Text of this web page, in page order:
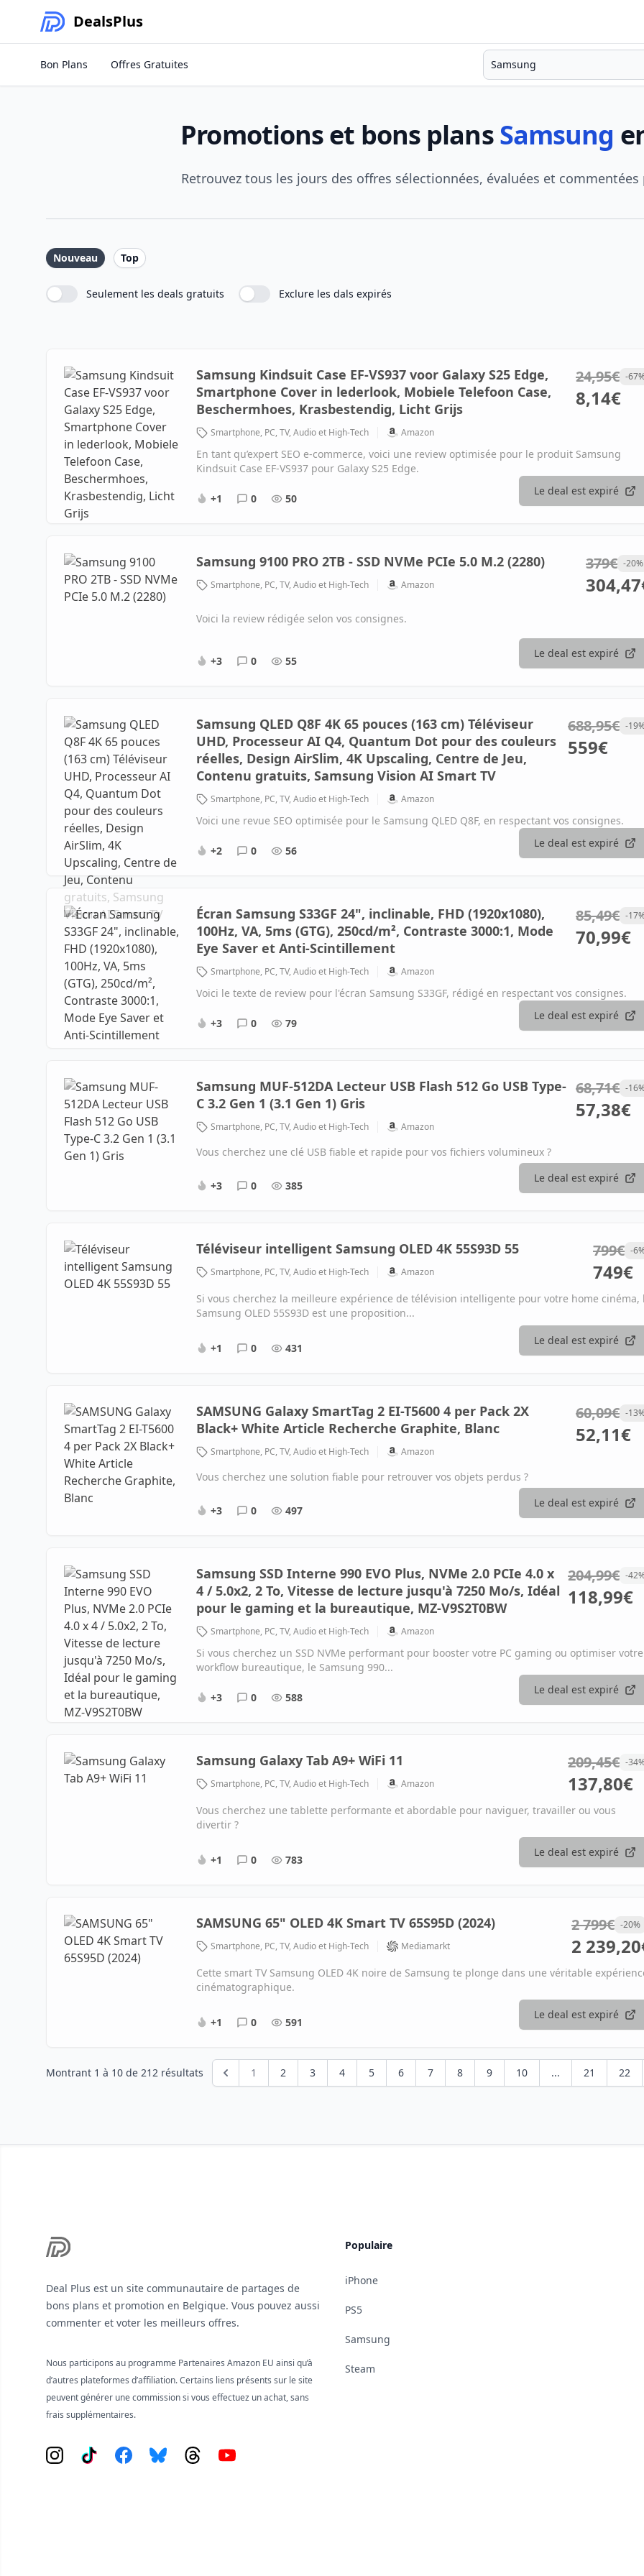
DealsPlus
Recherche
Bon Plans Offres Gratuites
Promotions et bons plansSamsung
Retrouvez tous les jours des offres sélectionnées, évaluées et
Nouveau Top
Seulement les deals gratuits Exclure les dals expirés
Samsung Kindsuit Case EF-VS937 voor Galaxy S25 Edge,
Smartphone Cover in lederlook, Mobiele Telefoon Case,
Beschermhoes, Krasbestendig, Licht Grijs
Smartphone, PC, TV, Audio et High-Tech Amazon
24,95€ -
8,14€
En tant qu’expert SEO e-commerce, voici une review optimisée pour le produit Samsung
Kindsuit Case EF-VS937 pour Galaxy S25 Edge.
+1 0 50
Le deal est expiré
Samsung 9100 PRO 2TB - SSD NVMe PCIe 5.0 M.2 (2280)
Smartphone, PC, TV, Audio et High-Tech Amazon
379€ -20%
Voici la review rédigée selon vos consignes.
+3 0 55
Le deal est expiré
Samsung QLED Q8F 4K 65 pouces (163 cm) Téléviseur
UHD, Processeur AI Q4, Quantum Dot pour des couleurs
réelles, Design AirSlim, 4K Upscaling, Centre de Jeu,
Contenu gratuits, Samsung Vision AI Smart TV
Smartphone, PC, TV, Audio et High-Tech Amazon
688,95€ -
559€
Voici une revue SEO optimisée pour le Samsung QLED Q8F, en respectant vos consignes.
+2 0 56
Le deal est expiré
Écran Samsung S33GF 24", inclinable, FHD (1920x1080),
100Hz, VA, 5ms (GTG), 250cd/m², Contraste 3000:1, Mode
Eye Saver et Anti-Scintillement
Smartphone, PC, TV, Audio et High-Tech Amazon
85,49€ -
70,99€
Voici le texte de review pour l'écran Samsung S33GF, rédigé en respectant vos consignes.
+3 0 79
Le deal est expiré
Samsung MUF-512DA Lecteur USB Flash 512 Go USB Type-
C 3.2 Gen 1 (3.1 Gen 1) Gris
Smartphone, PC, TV, Audio et High-Tech Amazon
68,71€ -
57,38€
Vous cherchez une clé USB fiable et rapide pour vos fichiers volumineux ?
+3 0 385
Le deal est expiré
Téléviseur intelligent Samsung OLED 4K 55S93D 55
Smartphone, PC, TV, Audio et High-Tech Amazon
799€ -
749€
Si vous cherchez la meilleure expérience de télévision intelligente pour votre home cinéma,
Samsung OLED 55S93D est une proposition...
+1 0 431
Le deal est expiré
SAMSUNG Galaxy SmartTag 2 EI-T5600 4 per Pack 2X
Black+ White Article Recherche Graphite, Blanc
Smartphone, PC, TV, Audio et High-Tech Amazon
60,09€ -
52,11€
Vous cherchez une solution fiable pour retrouver vos objets perdus ?
+3 0 497
Le deal est expiré
Samsung SSD Interne 990 EVO Plus, NVMe 2.0 PCIe 4.0 x
4 / 5.0x2, 2 To, Vitesse de lecture jusqu'à 7250 Mo/s, Idéal
pour le gaming et la bureautique, MZ-V9S2T0BW
Smartphone, PC, TV, Audio et High-Tech Amazon
204,99€ -
118,99€
Si vous cherchez un SSD NVMe performant pour booster votre PC gaming ou optimiser votre
workflow bureautique, le Samsung 990...
+3 0 588
Le deal est expiré
Samsung Galaxy Tab A9+ WiFi 11
Smartphone, PC, TV, Audio et High-Tech Amazon
209,45€ -
137,80€
Vous cherchez une tablette performante et abordable pour naviguer, travailler ou vous
divertir ?
+1 0 783
Le deal est expiré
SAMSUNG 65" OLED 4K Smart TV 65S95D (2024)
Smartphone, PC, TV, Audio et High-Tech Mediamarkt
2 799€ -20%
2
Cette smart TV Samsung OLED 4K noire de Samsung te plonge dans une véritable
cinématographique.
+1 0 591
Le deal est expiré
Montrant 1 à 10 de 212 résultats 1 2 3 4 5 6 7 8 9 10 ... 21 22
Deal Plus est un site communautaire de partages de
bons plans et promotion en Belgique. Vous pouvez aussi
commenter et voter les meilleurs offres.
Nous participons au programme Partenaires Amazon EU ainsi qu’à
d’autres plateformes d’affiliation. Certains liens présents sur le site
peuvent générer une commission si vous effectuez un achat, sans
frais supplémentaires.
Instagram
Tiktok FacebookBlueskyThreadsYouTube
Populaire
iPhone
PS5
Samsung
Steam